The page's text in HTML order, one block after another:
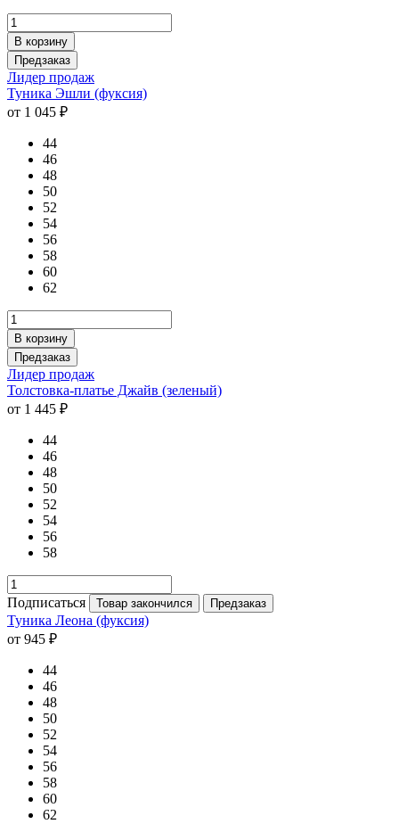
В корзину
Предзаказ
Лидер продаж
Туника Эшли (фуксия)
от 1 045 ₽
44
46
48
50
52
54
56
58
60
62
В корзину
Предзаказ
Лидер продаж
Толстовка-платье Джайв (зеленый)
от 1 445 ₽
44
46
48
50
52
54
56
58
Подписаться Товар закончился Предзаказ
Туника Леона (фуксия)
от 945 ₽
44
46
48
50
52
54
56
58
60
62